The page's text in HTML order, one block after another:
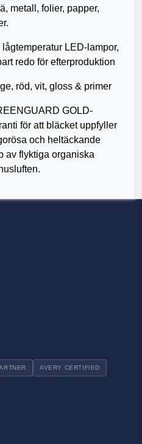
metall, folier, papper,
LED-lampor,
redo för efterproduktion
röd, vit, gloss & primer
GOLD-
för att bläcket uppfyller
och heltäckande
av flyktiga organiska
AVERY CERTIFIED